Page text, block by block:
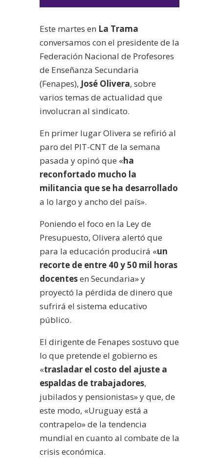
Este martes en La Trama
conversamos con el presidente de la
Federación Nacional de Profesores
de Enseñanza Secundaria
(Fenapes), José Olivera, sobre
varios temas de actualidad que
involucran al sindicato.
En primer lugar Olivera se refirió al
paro del PIT-CNT de la semana
pasada y opinó que «ha
reconfortado mucho la
militancia que se ha desarrollado
a lo largo y ancho del país».
Poniendo el foco en la Ley de
Presupuesto, Olivera alertó que
para la educación producirá «un
recorte de entre 40 y 50 mil horas
docentesen Secundaria» y
proyectó la pérdida de dinero que
sufrirá el sistema educativo
público.
El dirigente de Fenapes sostuvo que
lo que pretende el gobierno es
«trasladar el costo del ajuste a
espaldas de trabajadores,
jubilados y pensionistas» y que, de
este modo, «Uruguay está a
contrapelo» de la tendencia
mundial en cuanto al combate de la
crisis económica.